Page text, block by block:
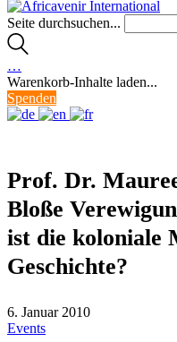
Seite durchsuchen...
…
Warenkorb-Inhalte laden...
Spenden
Prof. Dr.
Bloße
ist die koloniale
Geschichte?
6. Januar 2010
Events